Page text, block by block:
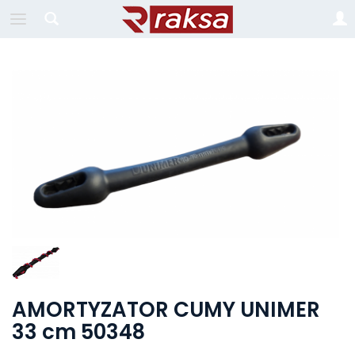
AMORTYZATOR CUMY UNIMER
33 cm 50348